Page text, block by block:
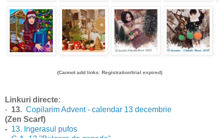
(Cannot add links: Registration/trial expired)
Linkuri directe:
- 13. Copilarim Advent - calendar 13 decembrie
(Zen Scarf)
- 13. Ingerasul pufos